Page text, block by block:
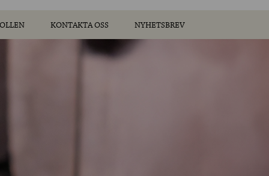
KONTAKTA OSS NYHETSBREV